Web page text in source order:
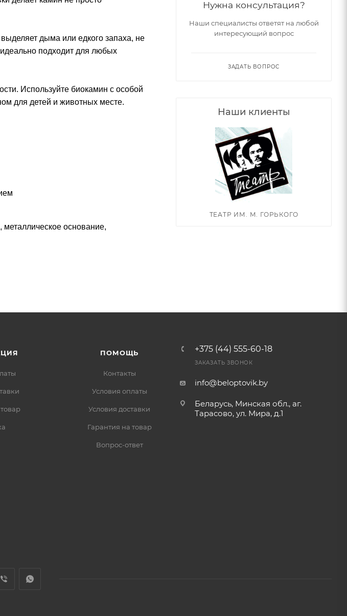
дыма или едкого запаха, не
подходит для любых
Используйте биокамин с особой
для детей и животных месте.
металлическое основание,
Нужна консультация?
Наши специалисты ответят на любой
интересующий вопрос
ЗАДАТЬ ВОПРОС
Наши клиенты
ТЕАТР ИМ. М. ГОРЬКОГО
ПОМОЩЬ
Контакты
Условия оплаты
Условия доставки
Гарантия на товар
Вопрос-ответ
+375 (44) 555-60-18
ЗАКАЗАТЬ ЗВОНОК
info@beloptovik.by
Беларусь, Минская обл., аг.
Тарасово, ул. Мира, д.1